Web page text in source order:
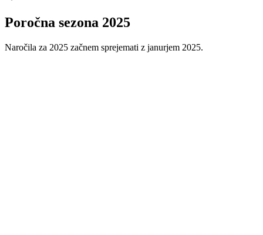
Poročna sezona 2025
Naročila za 2025 začnem sprejemati z janurjem 2025.